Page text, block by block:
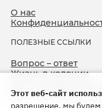
О нас
ПОЛЕЗНЫЕ ССЫЛКИ
Вопрос – ответ
Жизнь в колонии
75-я годовщина
Этот веб-сайт
разрешение, мы будем